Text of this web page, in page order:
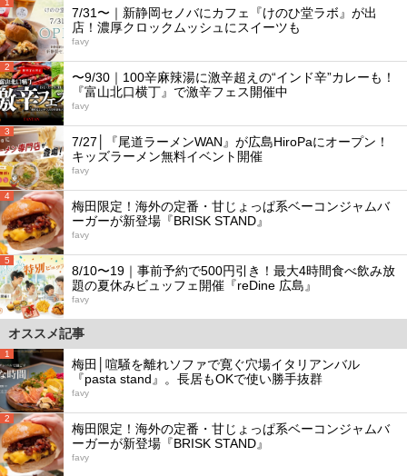
1
7/31〜｜新静岡セノバにカフェ『けのひ堂ラボ』が出
店！濃厚クロックムッシュにスイーツも
favy
2
〜9/30｜100辛麻辣湯に激辛超えの“インド辛”カレーも！
『富山北口横丁』で激辛フェス開催中
favy
3
7/27│『尾道ラーメンWAN』が広島HiroPaにオープン！
キッズラーメン無料イベント開催
favy
4
梅田限定！海外の定番・甘じょっぱ系ベーコンジャムバ
ーガーが新登場『BRISK STAND』
favy
5
8/10〜19｜事前予約で500円引き！最大4時間食べ飲み放
題の夏休みビュッフェ開催『reDine 広島』
favy
オススメ記事
1
梅田│喧騒を離れソファで寛ぐ穴場イタリアンバル
『pasta stand』。長居もOKで使い勝手抜群
favy
2
梅田限定！海外の定番・甘じょっぱ系ベーコンジャムバ
ーガーが新登場『BRISK STAND』
favy